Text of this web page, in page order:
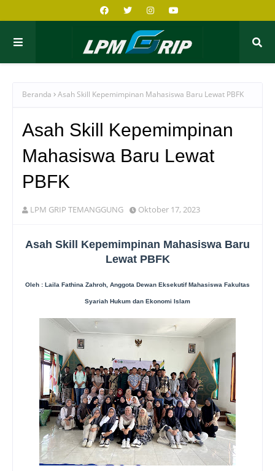
Beranda Asah Skill Kepemimpinan Mahasiswa Baru Lewat PBFK
Asah Skill Kepemimpinan
Mahasiswa Baru Lewat
PBFK
LPM GRIP TEMANGGUNG Oktober 17, 2023
Asah Skill Kepemimpinan Mahasiswa Baru
Lewat PBFK
Oleh : Laila Fathina Zahroh, Anggota Dewan Eksekutif Mahasiswa Fakultas
Syariah Hukum dan Ekonomi Islam